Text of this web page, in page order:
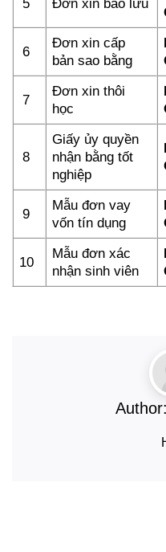
6
Đơn xin cấp
bản sao bằng
7
Đơn xin thôi
học
8
Giấy ủy quyền
nhận bằng tốt
nghiệp
9
Mẫu đơn vay
vốn tín dụng
10
Mẫu đơn xác
nhận sinh viên
Author: